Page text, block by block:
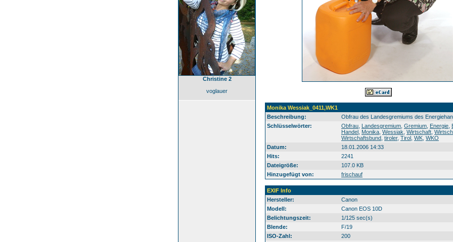
Christine 2
voglauer
Monika Wessiak_0411,WK1
Beschreibung:
Obfrau des Landesgremiums des
Schlüsselwörter:
Obfrau Landesgremium Gremium Energie
Handel Monika Wessiak Wirtschaft
Wirtschaftsbund tiroler, Tirol WK WKO
Datum:
18.01.2006 14:33
Hits:
2241
Dateigröße:
107.0 KB
Hinzugefügt von:
frischauf
EXIF Info
Hersteller:
Canon
Modell:
Canon EOS 10D
Belichtungszeit:
1/125 sec(s)
Blende:
F/19
ISO-Zahl:
200